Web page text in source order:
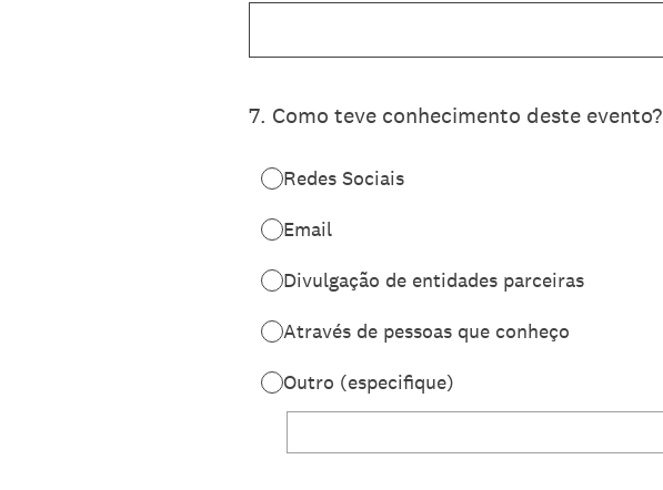
7. Como teve conhecimento deste evento?
Redes Sociais
Email
Divulgação de entidades parceiras
Através de pessoas que conheço
Outro (especifique)